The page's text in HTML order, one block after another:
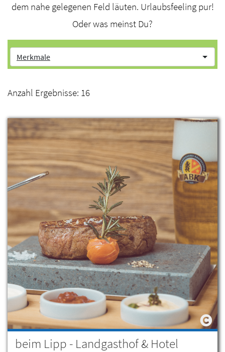
dem nahe gelegenen Feld läuten. Urlaubsfeeling pur!
Oder was meinst Du?
Merkmale
Anzahl Ergebnisse: 16
beim Lipp - Landgasthof & Hotel